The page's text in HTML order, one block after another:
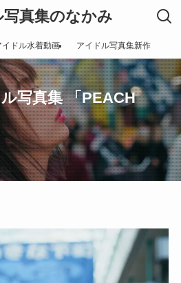
真集のなかみ
イドル水着動画 アイドル写真集新作
写真集 「PEACH